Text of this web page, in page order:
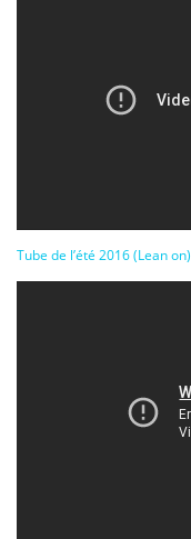
Tube de l’été 2016 (Lean on)